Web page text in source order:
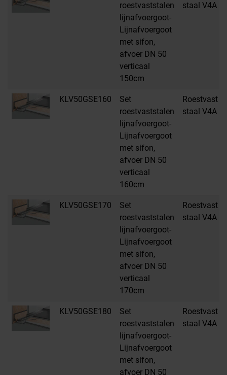
roestvaststalen
lijnafvoergoot-
Lijnafvoergoot
met sifon,
afvoer DN 50
verticaal
150cm
staal V4A
KLV50GSE160
Set
roestvaststalen
lijnafvoergoot-
Lijnafvoergoot
met sifon,
afvoer DN 50
verticaal
160cm
Roestvast
staal V4A
KLV50GSE170
Set
roestvaststalen
lijnafvoergoot-
Lijnafvoergoot
met sifon,
afvoer DN 50
verticaal
170cm
Roestvast
staal V4A
KLV50GSE180
Set
roestvaststalen
lijnafvoergoot-
Lijnafvoergoot
met sifon,
afvoer DN 50
Roestvast
staal V4A